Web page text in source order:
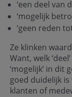
‘een deel van
‘mogelijk
‘geen reden
Ze klinken
Want, welk
‘mogelijk’ in dit
goed duidelijk
klanten of